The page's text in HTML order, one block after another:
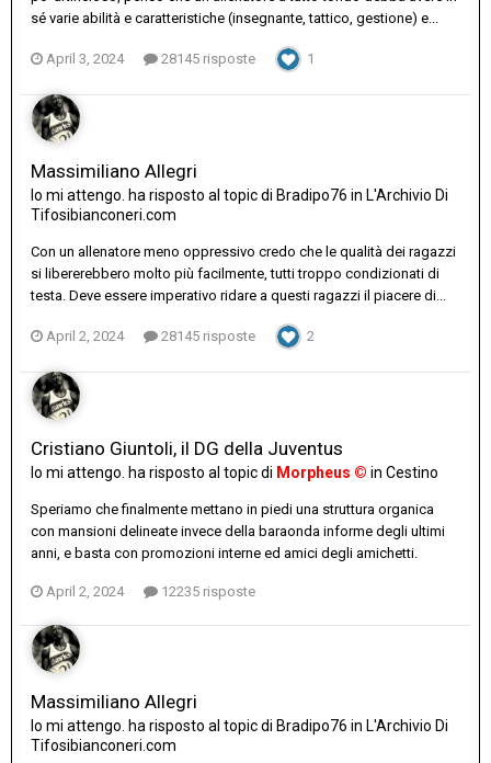
sé varie abilità e caratteristiche (insegnante, tattico, gestione) e...
April 3, 2024 28145 risposte 1
Massimiliano Allegri
Io mi attengo. ha risposto al topic di Bradipo76 in L'Archivio Di
Tifosibianconeri.com
Con un allenatore meno oppressivo credo che le qualità dei ragazzi
si libererebbero molto più facilmente, tutti troppo condizionati di
testa. Deve essere imperativo ridare a questi ragazzi il piacere di...
April 2, 2024 28145 risposte 2
Cristiano Giuntoli, il DG della Juventus
Io mi attengo. ha risposto al topic di Morpheus © in Cestino
Speriamo che finalmente mettano in piedi una struttura organica
con mansioni delineate invece della baraonda informe degli ultimi
anni, e basta con promozioni interne ed amici degli amichetti.
April 2, 2024 12235 risposte
Massimiliano Allegri
Io mi attengo. ha risposto al topic di Bradipo76 in L'Archivio Di
Tifosibianconeri.com